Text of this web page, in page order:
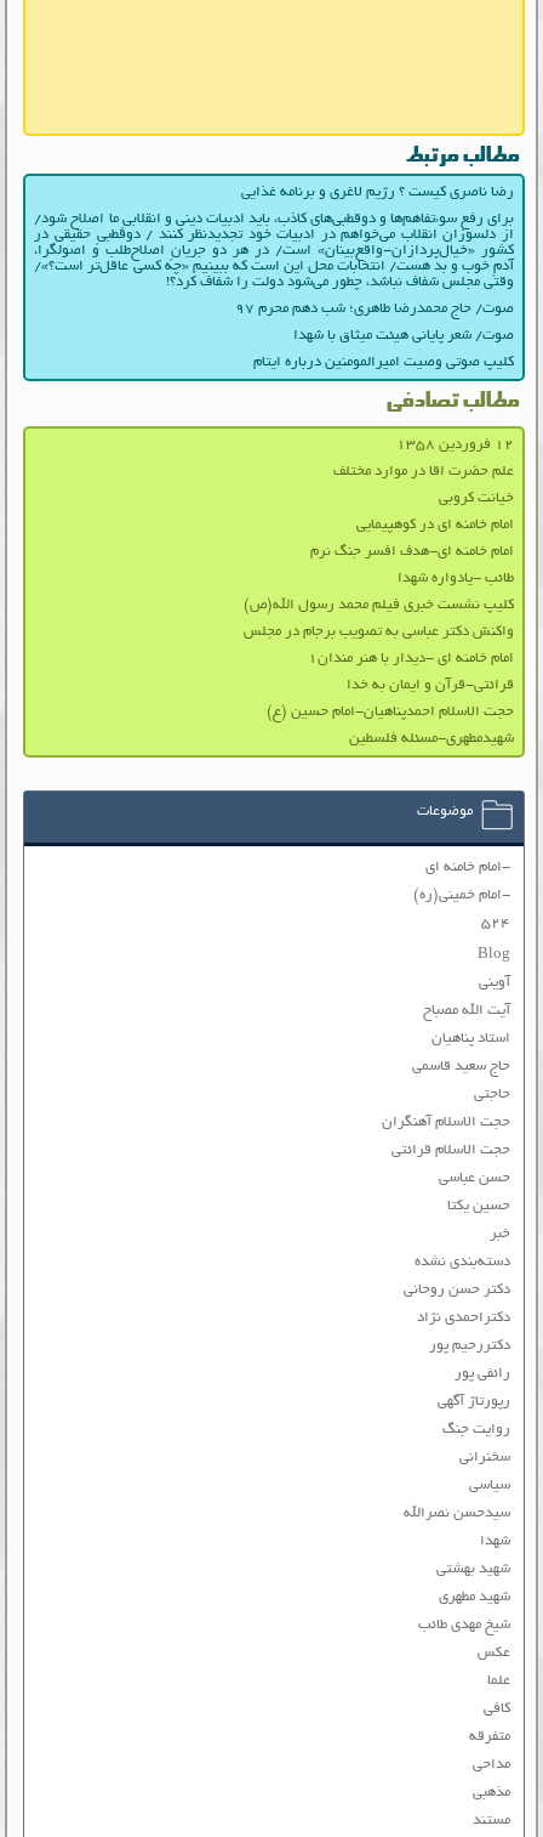
مطالب مرتبط
رضا ناصری کیست ؟ رژیم لاغری و برنامه غذایی
برای رفع سوءتفاهم‌ها و دوقطبی‌های کاذب، باید ادبیات دینی و انقلابیِ ما اصلاح شود/
از دلسوزان انقلاب می‌خواهم در ادبیات‌ خود تجدیدنظر کنند / دوقطبیِ حقیقی در
کشور «خیال‌پردازان-واقع‌بینان» است/ در هر دو جریانِ اصلاح‌طلب و اصولگرا،
آدمِ خوب و بد هست/ انتخابات محل این است که ببینیم «چه کسی عاقل‌تر است؟»/
وقتی مجلس شفاف نباشد، چطور می‌شود دولت را شفاف کرد؟!
صوت/ حاج محمدرضا طاهری؛ شب دهم محرم ۹۷
صوت/ شعر پایانی هیئت میثاق با شهدا
کلیپ صوتی وصیت امیرالمومنین درباره ایتام
مطالب تصادفی
۱۲ فروردین ۱۳۵۸
علم حضرت اقا در موارد مختلف
خیانت کروبی
امام خامنه ای در کوهپیمایی
امام خامنه ای-هدف افسر جنگ نرم
طائب -یادواره شهدا
کلیپ نشست خبری فیلم محمد رسول الله(ص)
واکنش دکتر عباسی به تصویب برجام در مجلس
امام خامنه ای -دیدار با هنر مندان۱
قرائتی-قرآن و ایمان به خدا
حجت الاسلام احمدپناهیان-امام حسین (ع)
شهیدمطهری-مسئله فلسطین
موضوعات
-امام خامنه ای
-امام خمینی(ره)
۵۲۴
Blog
آوینی
آیت الله مصباح
استاد پناهیان
حاج سعید قاسمی
حاجتی
حجت الاسلام آهنگران
حجت الاسلام قرائتی
حسن عباسی
حسین یکتا
خبر
دسته‌بندی نشده
دکتر حسن روحانی
دکتراحمدی نژاد
دکتررحیم پور
رائفی پور
رپورتاژ آگهی
روایت جنگ
سخنرانی
سیاسی
سیدحسن نصرالله
شهدا
شهید بهشتی
شهید مطهری
شیخ مهدی طائب
عکس
علما
کافی
متفرقه
مداحی
مذهبی
مستند